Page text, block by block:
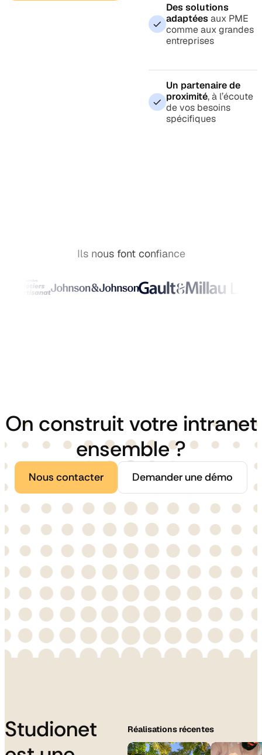
Des solutions
adaptéesaux PME
comme aux grandes
entreprises
Un partenaire de
proximité, à l’écoute
de vos besoins
spécifiques
Ils nous font confiance
On construit votre intranet
ensemble ?
Nous contacter Demander une démo
Studionet
Réalisations récentes